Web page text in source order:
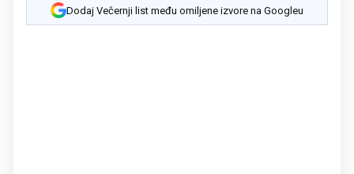
Dodaj Večernji list među omiljene izvore na Googleu